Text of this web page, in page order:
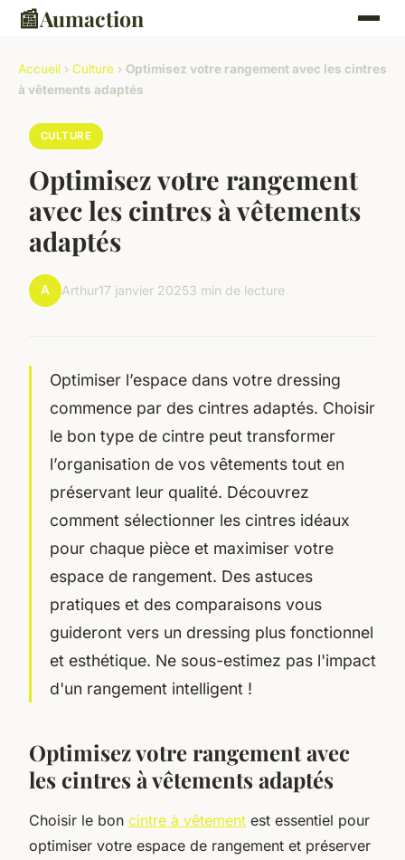
📰Aumaction
Accueil › Culture › Optimisez votre rangement avec les cintres
à vêtements adaptés
CULTURE
Optimisez votre rangement
avec les cintres à vêtements
adaptés
A Arthur17 janvier 20253 min de lecture
Optimiser l’espace dans votre dressing
commence par des cintres adaptés. Choisir
le bon type de cintre peut transformer
l’organisation de vos vêtements tout en
préservant leur qualité. Découvrez
comment sélectionner les cintres idéaux
pour chaque pièce et maximiser votre
espace de rangement. Des astuces
pratiques et des comparaisons vous
guideront vers un dressing plus fonctionnel
et esthétique. Ne sous-estimez pas l'impact
d'un rangement intelligent !
Optimisez votre rangement avec
les cintres à vêtements adaptés
Choisir le bon cintre à vêtement est essentiel pour
optimiser votre espace de rangement et préserver